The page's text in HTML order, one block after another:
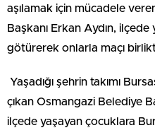
aşılamak için mücadele
Başkanı Erkan Aydın,
götürerek onlarla maçı
Yaşadığı şehrin takımı
çıkan Osmangazi Belediye
ilçede yaşayan çocuklara